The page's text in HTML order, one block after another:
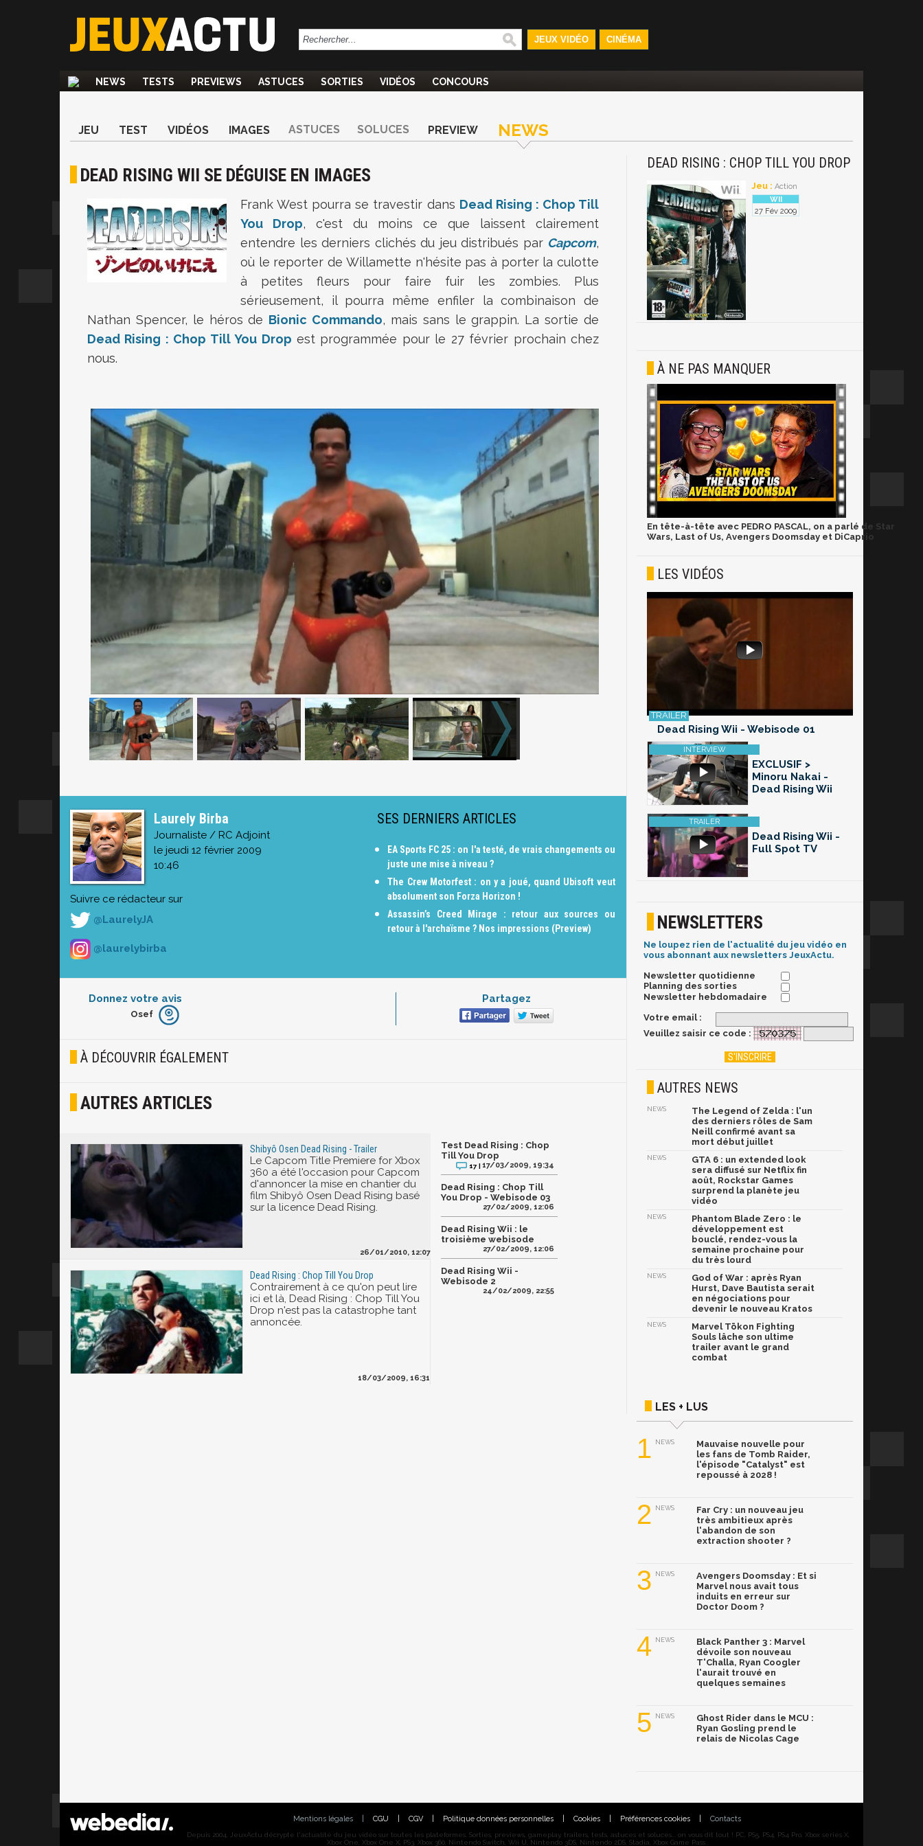
JEUX VIDÉO CINÉMA
NEWS TESTS PREVIEWS ASTUCES SORTIES VIDÉOS CONCOURS
JEU TEST VIDÉOS IMAGES ASTUCES SOLUCES PREVIEW NEWS
DEAD RISING WII SE DÉGUISE EN IMAGES
Frank West pourra se travestir dans Dead Rising : Chop Till
You Drop, c'est du moins ce que laissent clairement
entendre les derniers clichés du jeu distribués par Capcom,
où le reporter de Willamette n'hésite pas à porter la culotte
à petites fleurs pour faire fuir les zombies. Plus
sérieusement, il pourra même enfiler la combinaison de
Nathan Spencer, le héros de Bionic Commando, mais sans le grappin. La sortie de
Dead Rising : Chop Till You Drop est programmée pour le 27 février prochain chez
nous.
Laurely Birba
Journaliste / RC Adjoint
le jeudi 12 février 2009
10:46
Suivre ce rédacteur sur
@LaurelyJA
@laurelybirba
SES DERNIERS ARTICLES
EA Sports FC 25 : on l'a testé, de vrais changements ou
juste une mise à niveau ?
The Crew Motorfest : on y a joué, quand Ubisoft veut
absolument son Forza Horizon !
Assassin’s Creed Mirage : retour aux sources ou
retour à l'archaïsme ? Nos impressions (Preview)
Donnez votre avis
Furieux
Joyeux
Osef
Partagez
À DÉCOUVRIR ÉGALEMENT
AUTRES ARTICLES
Shibyô Osen Dead Rising - Trailer
Le Capcom Title Premiere for Xbox
360 a été l'occasion pour Capcom
d'annoncer la mise en chantier du
film Shibyô Osen Dead Rising basé
sur la licence Dead Rising.
26/01/2010, 12:07
Dead Rising : Chop Till You Drop
Contrairement à ce qu'on peut lire
ici et là, Dead Rising : Chop Till You
Drop n'est pas la catastrophe tant
annoncée.
18/03/2009, 16:31
Test Dead Rising : Chop
Till You Drop
17 |17/03/2009, 19:34
Dead Rising : Chop Till
You Drop - Webisode 03
27/02/2009, 12:06
Dead Rising Wii : le
troisième webisode
27/02/2009, 12:06
Dead Rising Wii -
Webisode 2
24/02/2009, 22:55
DEAD RISING : CHOP TILL YOU DROP
Jeu : Action
27 Fév 2009
À NE PAS MANQUER
En tête-à-tête avec PEDRO PASCAL, on a parlé de Star
Wars, Last of Us, Avengers Doomsday et DiCaprio
LES VIDÉOS
Dead Rising Wii - Webisode 01
EXCLUSIF >
Minoru Nakai -
Dead Rising Wii
Dead Rising Wii -
Full Spot TV
NEWSLETTERS
Ne loupez rien de l'actualité du jeu vidéo en
vous abonnant aux newsletters JeuxActu.
Newsletter quotidienne
Planning des sorties
Newsletter hebdomadaire
Votre email :
Veuillez saisir ce code :
AUTRES NEWS
NEWS
The Legend of Zelda : l'un
des derniers rôles de Sam
Neill confirmé avant sa
mort début juillet
NEWS
GTA 6 : un extended look
sera diffusé sur Netflix fin
août, Rockstar Games
surprend la planète jeu
vidéo
NEWS
Phantom Blade Zero : le
développement est
bouclé, rendez-vous la
semaine prochaine pour
du très lourd
NEWS
God of War : après Ryan
Hurst, Dave Bautista serait
en négociations pour
devenir le nouveau Kratos
NEWS
Marvel Tōkon Fighting
Souls lâche son ultime
trailer avant le grand
combat
LES + LUS
1 NEWS
Mauvaise nouvelle pour
les fans de Tomb Raider,
l'épisode "Catalyst" est
repoussé à 2028 !
2 NEWS
Far Cry : un nouveau jeu
très ambitieux après
l'abandon de son
extraction shooter ?
3 NEWS
Avengers Doomsday : Et si
Marvel nous avait tous
induits en erreur sur
Doctor Doom ?
4 NEWS
Black Panther 3 : Marvel
dévoile son nouveau
T'Challa, Ryan Coogler
l'aurait trouvé en
quelques semaines
5 NEWS
Ghost Rider dans le MCU :
Ryan Gosling prend le
relais de Nicolas Cage
Mentions légales CGU CGV Politique données personnelles Cookies Préférences cookies Contacts
Depuis 2004, JeuxActu décrypte l'actualité du jeu vidéo sur toutes les plateformes. Sorties, previews, gameplay, trailers, tests, astuces et soluces... on vous dit tout ! PC, PS5, PS4, PS4 Pro, Xbox series X,
Xbox One, Xbox One X, PS3, Xbox 360, Nintendo Switch, Wii U, Nintendo 3DS, Nintendo 2DS, Stadia, Xbox Game Pass...